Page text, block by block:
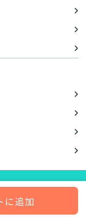
に追加
約プライバシーポリシー